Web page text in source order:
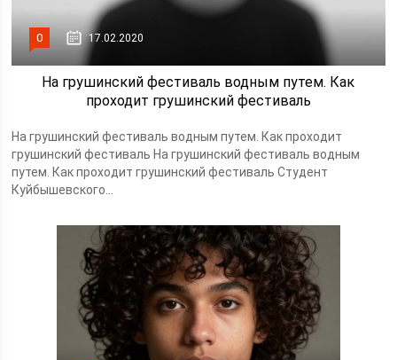
0 17.02.2020
На грушинский фестиваль водным путем. Как
проходит грушинский фестиваль
На грушинский фестиваль водным путем. Как проходит
грушинский фестиваль На грушинский фестиваль водным
путем. Как проходит грушинский фестиваль Студент
Куйбышевского...